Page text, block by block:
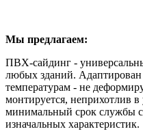
Мы предлагаем:
ПВХ-сайдинг -
любых зданий.
температурам - не
монтируется, неприхотлив в
минимальный срок службы
изначальных характеристик.